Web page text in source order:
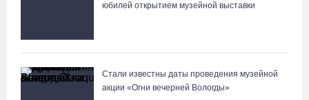
юбилей открытием музейной выставки
Стали известны даты проведения музейной
акции «Огни вечерней Вологды»